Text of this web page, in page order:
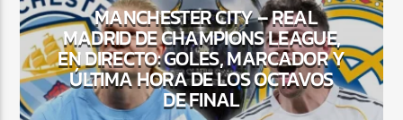
MANCHESTER CITY – REAL
MADRID DE CHAMPIONS LEAGUE,
EN DIRECTO: GOLES, MARCADOR Y
ÚLTIMA HORA DE LOS OCTAVOS
DE FINAL